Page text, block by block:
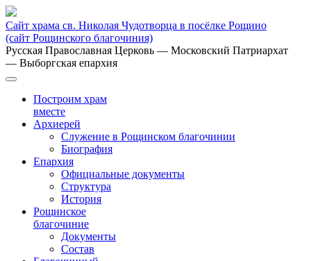
Сайт храма св. Николая Чудотворца в посёлке Рощино
(сайт Рощинского благочиния)
Русская Православная Церковь — Московский Патриархат
— Выборгская епархия
Построим храм
вместе
Архиерей
Служение в Рощинском благочинии
Биография
Епархия
Официальные документы
Структура
История
Рощинское
благочиние
Документы
Состав